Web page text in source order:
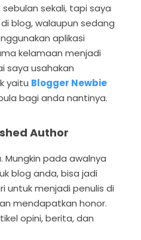
sekali, tapi saya
blog, walaupun sedang
aplikasi
kelamaan menjadi
saya usahakan
yaitu Blogger Newbie
bagi anda nantinya.
Author
Mungkin pada awalnya
blog anda, bisa jadi
untuk menjadi penulis di
mendapatkan honor.
opini, berita, dan